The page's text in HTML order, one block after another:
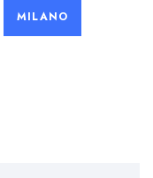
MILANO